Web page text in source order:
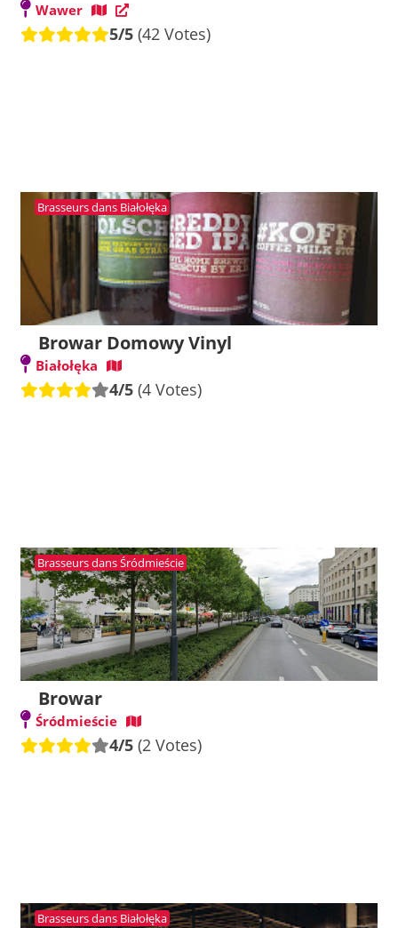
Wawer
5/5 (42 Votes)
Brasseurs dans Białołęka
Browar Domowy Vinyl
Białołęka
4/5 (4 Votes)
Brasseurs dans Śródmieście
Browar
Śródmieście
4/5 (2 Votes)
Brasseurs dans Białołęka